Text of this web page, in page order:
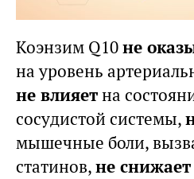
Коэнзим Q10не
на уровень
не влияетна
сосудистой системы,
мышечные боли,
статинов,не снижает